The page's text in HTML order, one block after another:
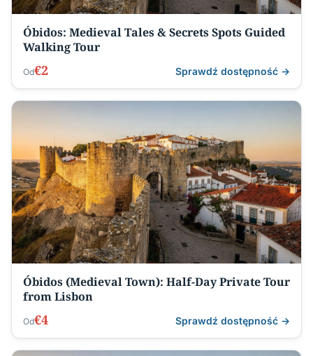
Óbidos: Medieval Tales & Secrets Spots Guided
Walking Tour
Od€2 Sprawdź dostępność →
Óbidos (Medieval Town): Half-Day Private Tour
from Lisbon
Od€4 Sprawdź dostępność →